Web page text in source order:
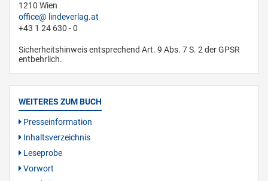
1210 Wien
office
lindeverlag.at
+43 1 24 630 - 0
Sicherheitshinweis entsprechend Art. 9 Abs. 7 S. 2 der GPSR
entbehrlich.
WEITERES ZUM BUCH
Presseinformation
Inhaltsverzeichnis
Leseprobe
Vorwort